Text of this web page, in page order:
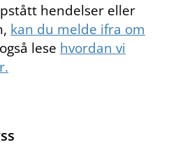
hendelser eller
kan du melde ifra om
lese hvordan vi